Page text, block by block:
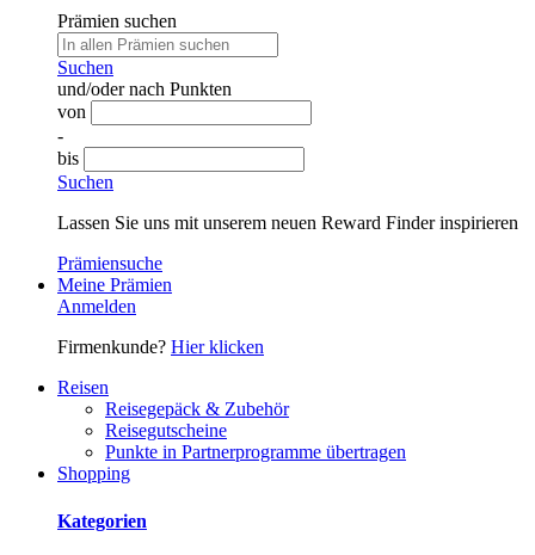
Prämien suchen
Suchen
und/oder nach Punkten
von
-
bis
Suchen
Lassen Sie uns mit unserem neuen Reward Finder inspirieren
Prämiensuche
Meine Prämien
Anmelden
Firmenkunde? Hier klicken
Reisen
Reisegepäck & Zubehör
Reisegutscheine
Punkte in Partnerprogramme übertragen
Shopping
Kategorien